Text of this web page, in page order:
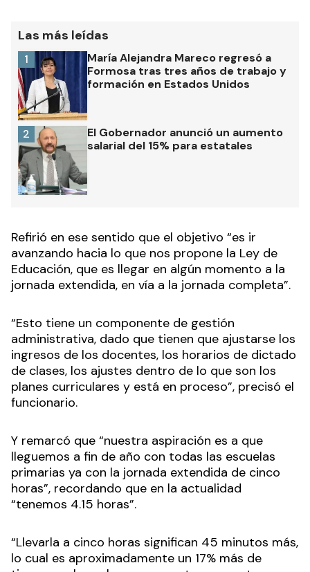
Las más leídas
María Alejandra Mareco regresó a
Formosa tras tres años de trabajo y
formación en Estados Unidos
1
El Gobernador anunció un aumento
salarial del 15% para estatales
2
Refirió en ese sentido que el objetivo “es ir
avanzando hacia lo que nos propone la Ley de
Educación, que es llegar en algún momento a la
jornada extendida, en vía a la jornada completa”.
“Esto tiene un componente de gestión
administrativa, dado que tienen que ajustarse los
ingresos de los docentes, los horarios de dictado
de clases, los ajustes dentro de lo que son los
planes curriculares y está en proceso”, precisó el
funcionario.
Y remarcó que “nuestra aspiración es a que
lleguemos a fin de año con todas las escuelas
primarias ya con la jornada extendida de cinco
horas”, recordando que en la actualidad
“tenemos 4.15 horas”.
“Llevarla a cinco horas significan 45 minutos más,
lo cual es aproximadamente un 17% más de